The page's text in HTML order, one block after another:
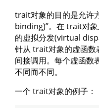
trait对象的目的是允许
binding)”。在 trait对
的虚拟分发(virtual
针从 trait对象的虚函数
间接调用。每个虚函数
不同而不同。
一个 trait对象的例子：